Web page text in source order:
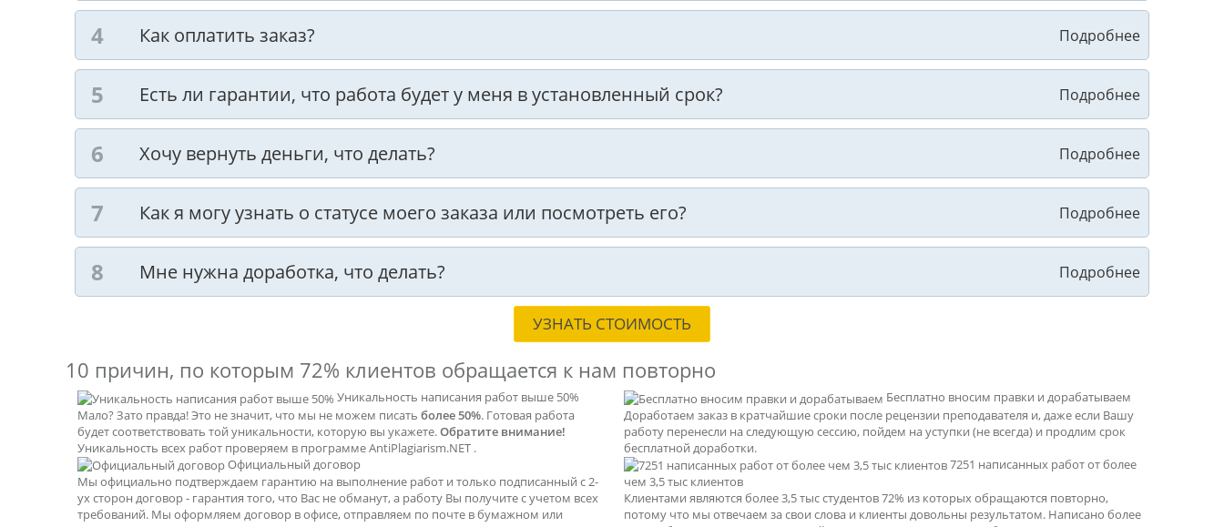
Как оплатить заказ?
Есть ли гарантии, что работа будет у меня в установленный срок?
Хочу вернуть деньги, что делать?
Как я могу узнать о статусе моего заказа или посмотреть его?
Мне нужна доработка, что делать?
УЗНАТЬ СТОИМОСТЬ
10 причин, по которым 72% клиентов обращается к нам повторно
Уникальность написания работ выше 50%
Мало? Зато правда! Это не значит, что мы не можем писать более 50%. Готовая работа
будет соответствовать той уникальности, которую вы укажете.Обратите внимание!
Уникальность всех работ проверяем в программе AntiPlagiarism.NET .
Официальный договор
Мы официально подтверждаем гарантию на выполнение работ и только подписанный с 2-
ух сторон договор - гарантия того, что Вас не обманут, а работу Вы получите с учетом всех
требований. Мы оформляем договор в офисе, отправляем по почте в бумажном или
Бесплатно вносим правки и дорабатываем
Доработаем заказ в кратчайшие сроки после рецензии преподавателя и, даже если Вашу
работу перенесли на следующую сессию, пойдем на уступки (не всегда) и продлим срок
бесплатной доработки.
7251 написанных работ от более
чем 3,5 тыс клиентов
Клиентами являются более 3,5 тыс студентов 72% из которых обращаются повторно,
потому что мы отвечаем за свои слова и клиенты довольны результатом. Написано более